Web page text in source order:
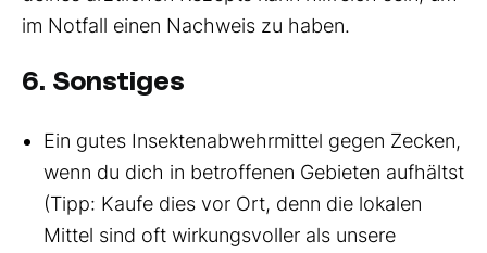
im Notfall einen Nachweis zu haben.
6. Sonstiges
Ein gutes Insektenabwehrmittel gegen Zecken,
wenn du dich in betroffenen Gebieten aufhältst
(Tipp: Kaufe dies vor Ort, denn die lokalen
Mittel sind oft wirkungsvoller als unsere